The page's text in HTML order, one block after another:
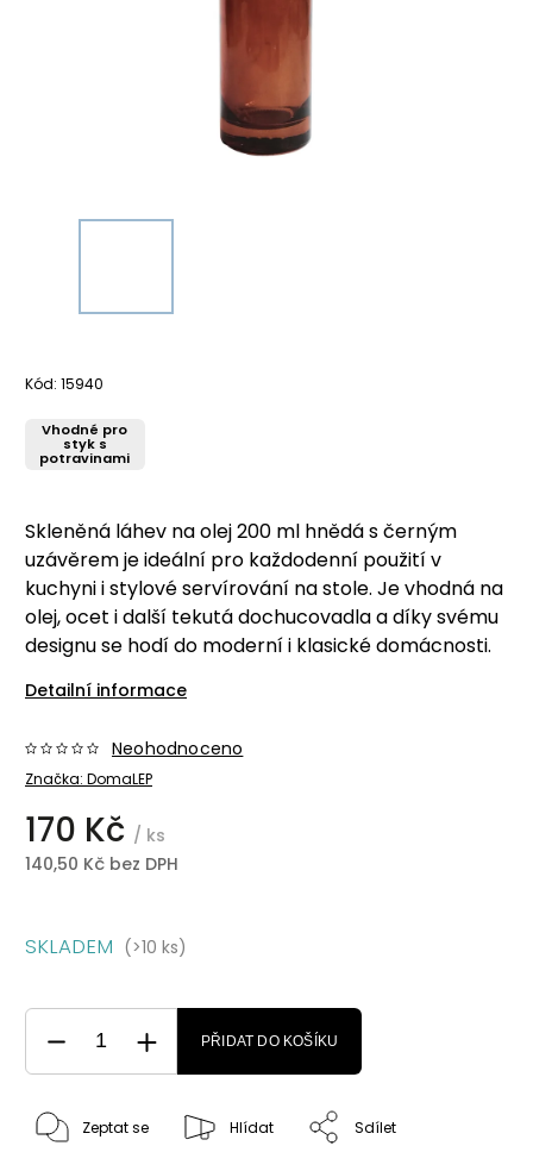
Kód: 15940
Vhodné pro
styk s
potravinami
Skleněná láhev na olej 200 ml hnědá s černým
uzávěrem je ideální pro každodenní použití v
kuchyni i stylové servírování na stole. Je vhodná na
olej, ocet i další tekutá dochucovadla a díky svému
designu se hodí do moderní i klasické domácnosti.
Detailní informace
Značka: DomaLEP
Neohodnoceno
170 Kč / ks
140,50 Kč bez DPH
SKLADEM (>10 ks)
PŘIDAT DO KOŠÍKU
Zeptat se Hlídat Sdílet